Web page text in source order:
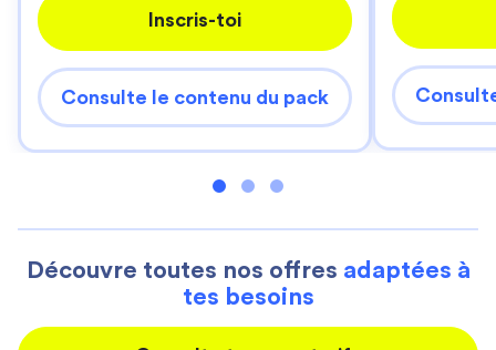
Inscris-toi
Consulte le contenu du pack
Découvre toutes nos offres adaptées à
tes besoins